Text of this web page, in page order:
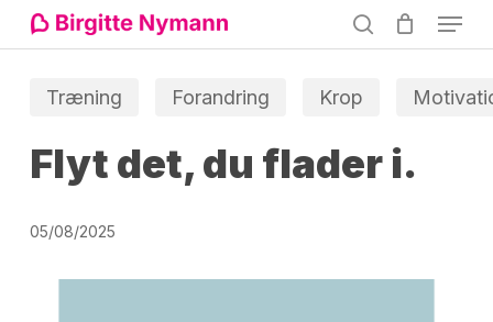
Skip
to
search
Menu
Træning Forandring Krop
Flyt det, du flader i.
05/08/2025
Menu